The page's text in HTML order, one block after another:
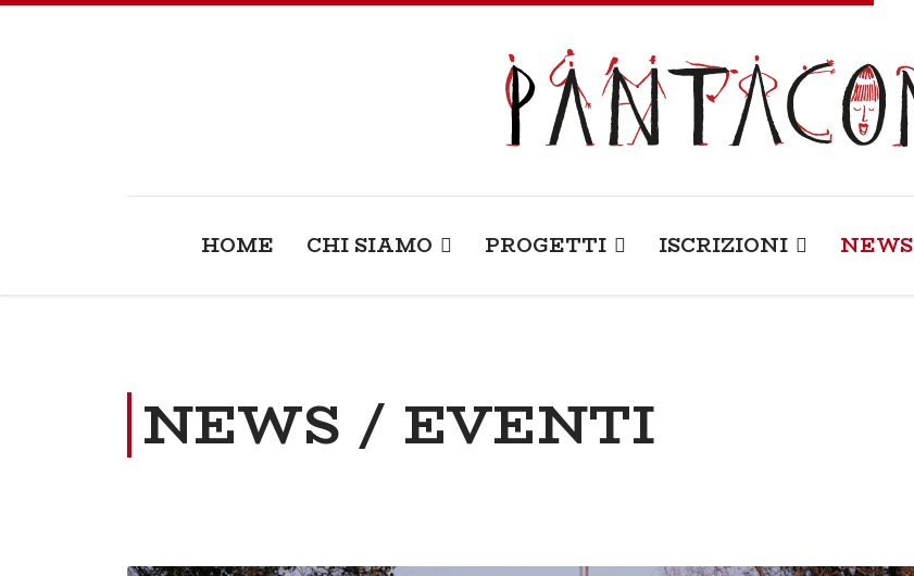
HOME CHI SIAMO PROGETTI ISCRIZIONI NEWS
NEWS / EVENTI